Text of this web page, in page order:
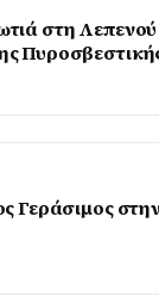
στη
Γεράσιμος